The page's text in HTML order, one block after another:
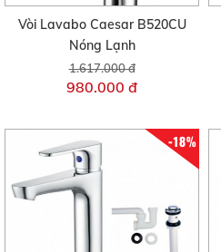
Vòi Lavabo Caesar B520CU
Nóng Lạnh
1.617.000 đ
980.000 đ
-18%